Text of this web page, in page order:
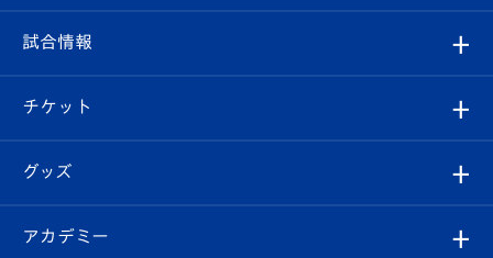
クラブ
試合情報
チケット
イベント
クラブ概要
エンブレム紹介
スタッフプロフィール
観戦ルール
はじめての観戦ガイド
Revive Team
試合情報
試合日程/結果
フォトギャラリー
チケット
チケット
グッズ
オンラインショップ
アカデミー